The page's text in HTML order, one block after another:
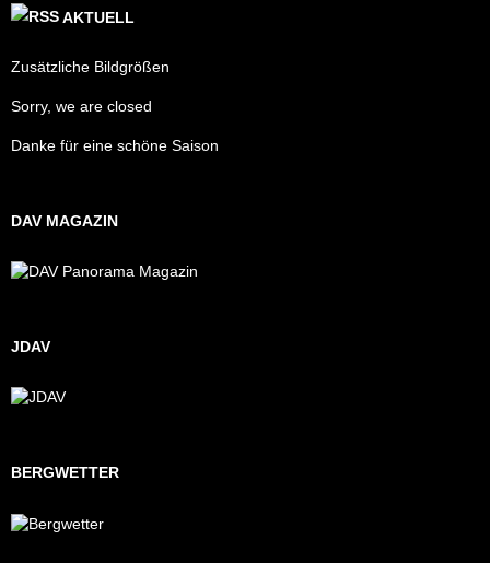
AKTUELL
Zusätzliche Bildgrößen
Sorry, we are closed
Danke für eine schöne Saison
DAV MAGAZIN
JDAV
BERGWETTER